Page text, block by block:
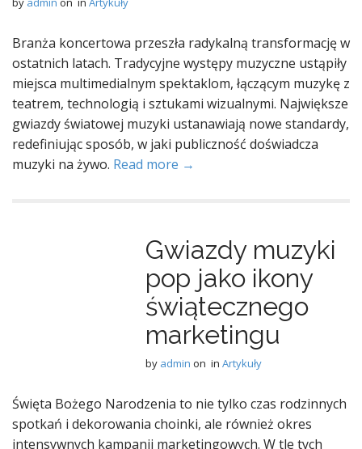
Branża koncertowa przeszła radykalną transformację w
ostatnich latach. Tradycyjne występy muzyczne ustąpiły
miejsca multimedialnym spektaklom, łączącym muzykę z
teatrem, technologią i sztukami wizualnymi. Największe
gwiazdy światowej muzyki ustanawiają nowe standardy,
redefiniując sposób, w jaki publiczność doświadcza
muzyki na żywo. Read more →
Gwiazdy muzyki
pop jako ikony
świątecznego
marketingu
by admin on in Artykuły
Święta Bożego Narodzenia to nie tylko czas rodzinnych
spotkań i dekorowania choinki, ale również okres
intensywnych kampanii marketingowych. W tle tych